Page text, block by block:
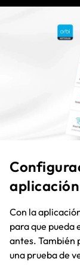
Con la
para que pueda
antes. También
una prueba de